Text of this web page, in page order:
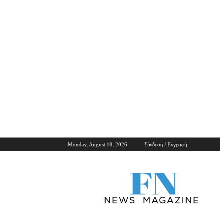
Monday, August 10, 2026 Σύνδεση / Εγγραφή